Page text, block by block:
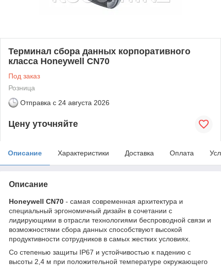
Терминал сбора данных корпоративного
класса Honeywell CN70
Под заказ
Розница
Отправка с 24 августа 2026
Цену уточняйте
Описание Характеристики Доставка Оплата
Описание
Honeywell CN70 - самая современная архитектура и
специальный эргономичный дизайн в сочетании с
лидирующими в отрасли технологиями беспроводной связи и
возможностями сбора данных способствуют высокой
продуктивности сотрудников в самых жестких условиях.
Со степенью защиты IP67 и устойчивостью к падению с
высоты 2,4 м при положительной температуре окружающего